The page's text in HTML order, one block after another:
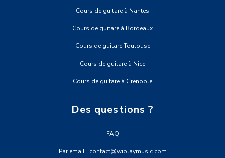
Cours de guitare à Nantes
Cours de guitare à Bordeaux
Cours de guitare Toulouse
Cours de guitare à Nice
Cours de guitare à Grenoble
Des questions ?
FAQ
Par email : contact@wiplaymusic.com